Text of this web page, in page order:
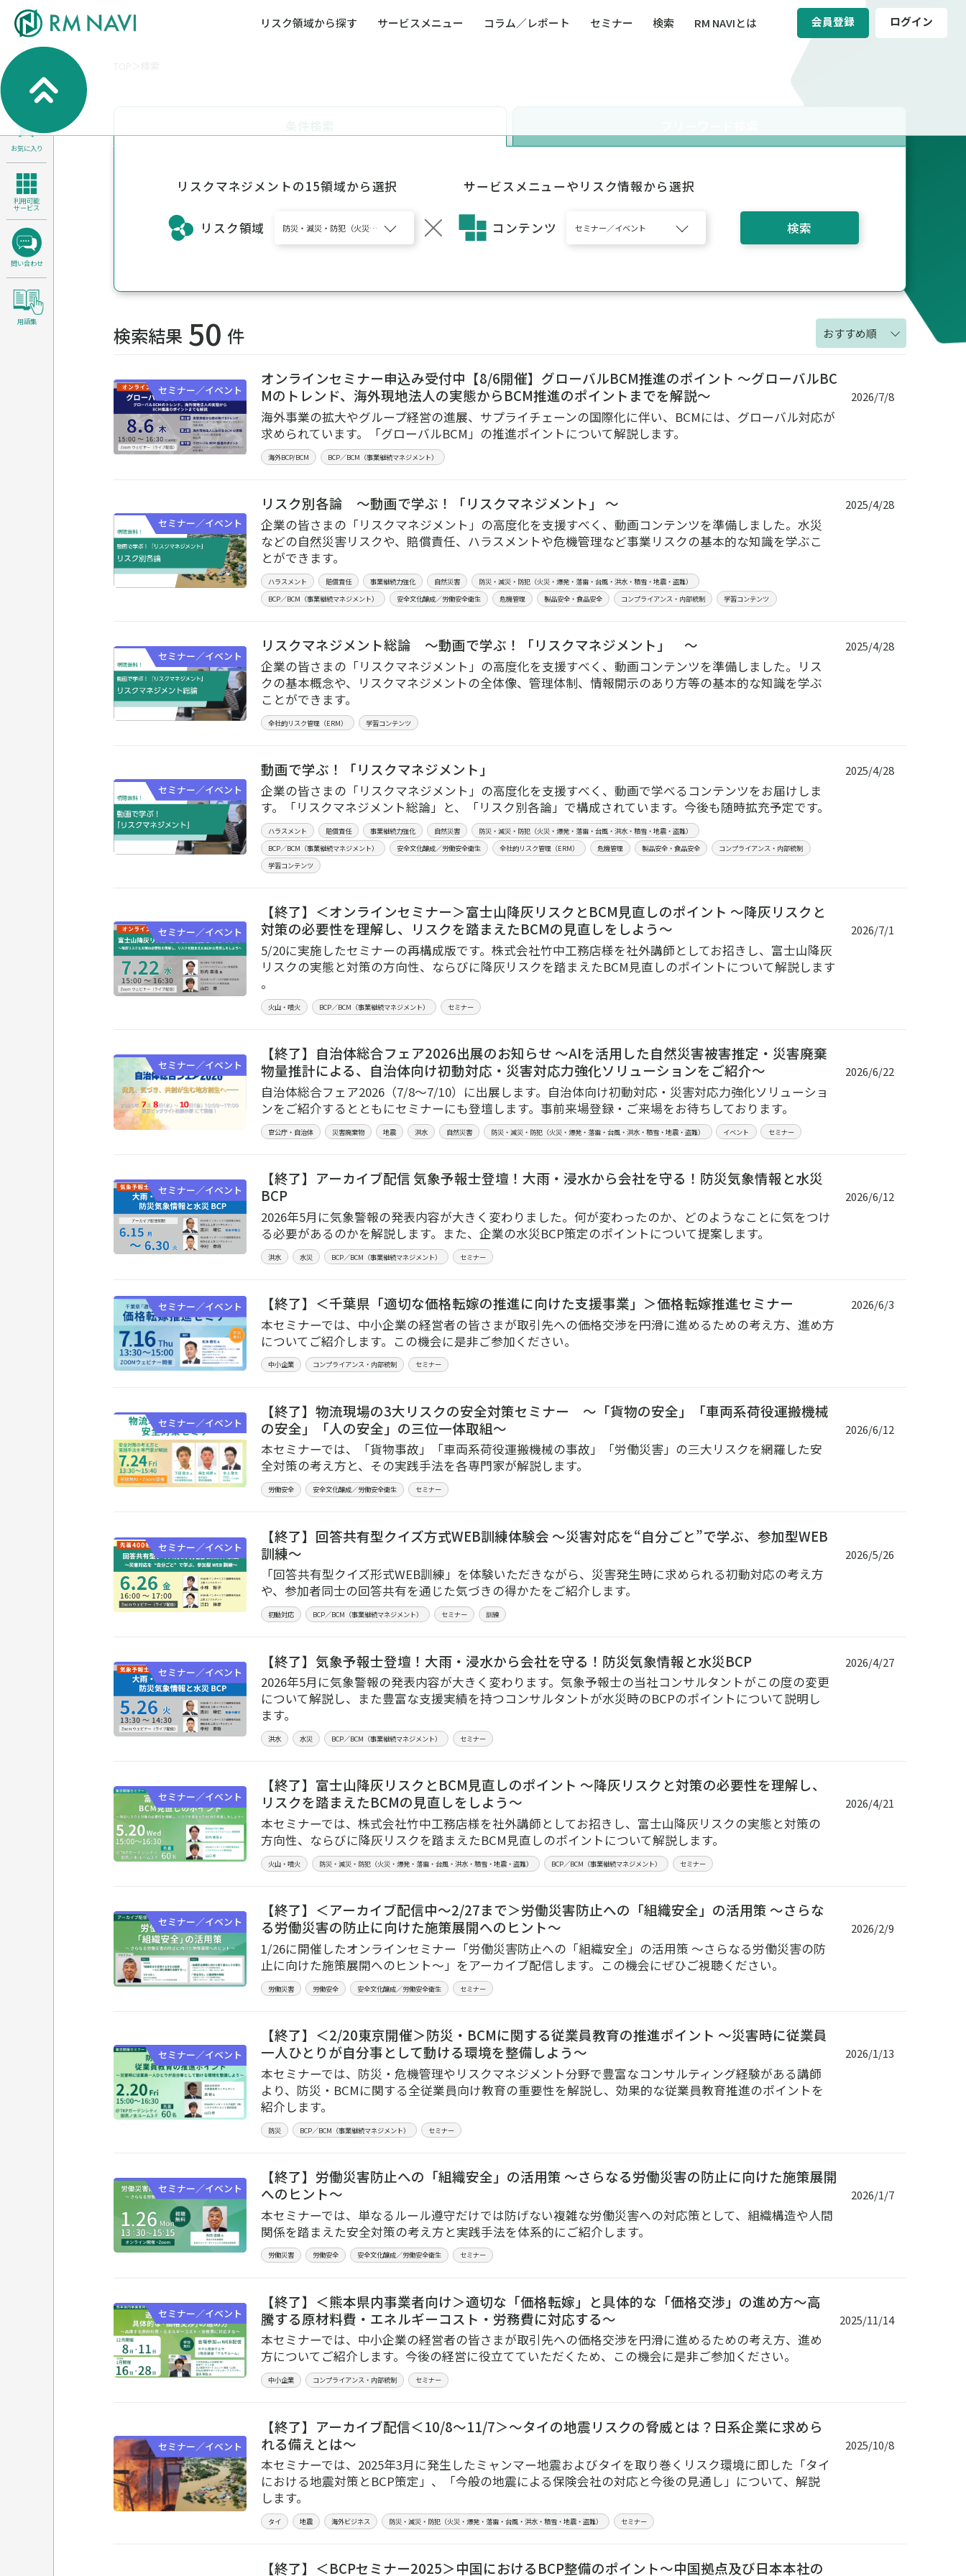
リスク領域から探す サービスメニュー コラム／レポート セミナー 検索 RM NAVIとは 会員登録 ログイン
サイバーリスク／情報セキュリティ
健康経営・人事・組織課題解決支援（含むメンモビリティ（運輸安全・次世代モビリティ）
サステナビリティ経営支援
人権・人的資本課題解決支援
安全文化醸成／労働安全衛生
検索
お気に入り
利用可能
サービス
問い合わせ
用語集
条件検索
リスクマネジメントの15領域から選択
リスク領域 防災・減災・防犯（火災・爆発・落雷・台風・洪水・積雪・地震・盗難）、BCP/BCM（事業継続マネジメント）、安全文化醸成／労働安全衛生、全社的リスク管理（ERM）、危機管理、製品
サービスメニューやリスク情報から選択
コンテンツ セミナー／イベント 検索
検索結果 50 件 おすすめ順
セミナー／イベント
オンラインセミナー申込み受付中【8/6開催】グローバルBCM推進のポイント ～グローバルBC
Mのトレンド、海外現地法人の実態からBCM推進のポイントまでを解説～
海外事業の拡大やグループ経営の進展、サプライチェーンの国際化に伴い、BCMには、グローバル対応が
求められています。「グローバルBCM」の推進ポイントについて解説します。
海外BCP/BCM BCP／BCM（事業継続マネジメント）
2026/7/8
セミナー／イベント
リスク別各論 ～動画で学ぶ！「リスクマネジメント」 ～
企業の皆さまの「リスクマネジメント」の高度化を支援すべく、動画コンテンツを準備しました。水災
などの自然災害リスクや、賠償責任、ハラスメントや危機管理など事業リスクの基本的な知識を学ぶこ
とができます。
ハラスメント 賠償責任 事業継続力強化 自然災害
防災・減災・防犯（火災・爆発・落雷・台風・洪水・積雪・地震・盗難）
BCP／BCM（事業継続マネジメント）
安全文化醸成／労働安全衛生 危機管理 製品安全・食品安全 コンプライアンス・内部統制 学習コンテンツ
2025/4/28
セミナー／イベント
リスクマネジメント総論 ～動画で学ぶ！「リスクマネジメント」 ～
企業の皆さまの「リスクマネジメント」の高度化を支援すべく、動画コンテンツを準備しました。リス
クの基本概念や、リスクマネジメントの全体像、管理体制、情報開示のあり方等の基本的な知識を学ぶ
ことができます。
全社的リスク管理（ERM） 学習コンテンツ
2025/4/28
セミナー／イベント
動画で学ぶ！「リスクマネジメント」
企業の皆さまの「リスクマネジメント」の高度化を支援すべく、動画で学べるコンテンツをお届けしま
す。「リスクマネジメント総論」と、「リスク別各論」で構成されています。今後も随時拡充予定です。
ハラスメント 賠償責任 事業継続力強化 自然災害
防災・減災・防犯（火災・爆発・落雷・台風・洪水・積雪・地震・盗難）
BCP／BCM（事業継続マネジメント）
安全文化醸成／労働安全衛生 全社的リスク管理（ERM） 危機管理 製品安全・食品安全
コンプライアンス・内部統制
学習コンテンツ
2025/4/28
セミナー／イベント
【終了】＜オンラインセミナー＞富士山降灰リスクとBCM見直しのポイント ～降灰リスクと
対策の必要性を理解し、リスクを踏まえたBCMの見直しをしよう～
5/20に実施したセミナーの再構成版です。株式会社竹中工務店様を社外講師としてお招きし、富士山降灰
リスクの実態と対策の方向性、ならびに降灰リスクを踏まえたBCM見直しのポイントについて解説します
。
火山・噴火 BCP／BCM（事業継続マネジメント） セミナー
2026/7/1
セミナー／イベント
【終了】自治体総合フェア2026出展のお知らせ ～AIを活用した自然災害被害推定・災害廃棄
物量推計による、自治体向け初動対応・災害対応力強化ソリューションをご紹介～
自治体総合フェア2026（7/8～7/10）に出展します。自治体向け初動対応・災害対応力強化ソリューショ
ンをご紹介するとともにセミナーにも登壇します。事前来場登録・ご来場をお待ちしております。
官公庁・自治体 災害廃棄物 地震 洪水 自然災害 防災・減災・防犯（火災・爆発・落雷・台風・洪水・積雪・地震・盗難） イベント セミナー
2026/6/22
セミナー／イベント
【終了】アーカイブ配信 気象予報士登壇！大雨・浸水から会社を守る！防災気象情報と水災
BCP
2026年5月に気象警報の発表内容が大きく変わりました。何が変わったのか、どのようなことに気をつけ
る必要があるのかを解説します。また、企業の水災BCP策定のポイントについて提案します。
洪水 水災 BCP／BCM（事業継続マネジメント） セミナー
2026/6/12
セミナー／イベント 【終了】＜千葉県「適切な価格転嫁の推進に向けた支援事業」＞価格転嫁推進セミナー
本セミナーでは、中小企業の経営者の皆さまが取引先への価格交渉を円滑に進めるための考え方、進め方
についてご紹介します。この機会に是非ご参加ください。
中小企業 コンプライアンス・内部統制 セミナー
2026/6/3
セミナー／イベント
【終了】物流現場の3大リスクの安全対策セミナー ～「貨物の安全」「車両系荷役運搬機械
の安全」「人の安全」の三位一体取組～
本セミナーでは、「貨物事故」「車両系荷役運搬機械の事故」「労働災害」の三大リスクを網羅した安
全対策の考え方と、その実践手法を各専門家が解説します。
労働安全 安全文化醸成／労働安全衛生 セミナー
2026/6/12
セミナー／イベント
【終了】回答共有型クイズ方式WEB訓練体験会 ～災害対応を“自分ごと”で学ぶ、参加型WEB
訓練～
「回答共有型クイズ形式WEB訓練」を体験いただきながら、災害発生時に求められる初動対応の考え方
や、参加者同士の回答共有を通じた気づきの得かたをご紹介します。
初動対応 BCP／BCM（事業継続マネジメント） セミナー 訓練
2026/5/26
セミナー／イベント
【終了】気象予報士登壇！大雨・浸水から会社を守る！防災気象情報と水災BCP
2026年5月に気象警報の発表内容が大きく変わります。気象予報士の当社コンサルタントがこの度の変更
について解説し、また豊富な支援実績を持つコンサルタントが水災時のBCPのポイントについて説明し
ます。
洪水 水災 BCP／BCM（事業継続マネジメント） セミナー
2026/4/27
セミナー／イベント
【終了】富士山降灰リスクとBCM見直しのポイント ～降灰リスクと対策の必要性を理解し、
リスクを踏まえたBCMの見直しをしよう～
本セミナーでは、株式会社竹中工務店様を社外講師としてお招きし、富士山降灰リスクの実態と対策の
方向性、ならびに降灰リスクを踏まえたBCM見直しのポイントについて解説します。
火山・噴火 防災・減災・防犯（火災・爆発・落雷・台風・洪水・積雪・地震・盗難） BCP／BCM（事業継続マネジメント） セミナー
2026/4/21
セミナー／イベント
【終了】＜アーカイブ配信中～2/27まで＞労働災害防止への「組織安全」の活用策 ～さらな
る労働災害の防止に向けた施策展開へのヒント～
1/26に開催したオンラインセミナー「労働災害防止への「組織安全」の活用策 ～さらなる労働災害の防
止に向けた施策展開へのヒント～」をアーカイブ配信します。この機会にぜひご視聴ください。
労働災害 労働安全 安全文化醸成／労働安全衛生 セミナー
2026/2/9
セミナー／イベント
【終了】＜2/20東京開催＞防災・BCMに関する従業員教育の推進ポイント ～災害時に従業員
一人ひとりが自分事として動ける環境を整備しよう～
本セミナーでは、防災・危機管理やリスクマネジメント分野で豊富なコンサルティング経験がある講師
より、防災・BCMに関する全従業員向け教育の重要性を解説し、効果的な従業員教育推進のポイントを
紹介します。
防災 BCP／BCM（事業継続マネジメント） セミナー
2026/1/13
セミナー／イベント
【終了】労働災害防止への「組織安全」の活用策 ～さらなる労働災害の防止に向けた施策展開
へのヒント～
本セミナーでは、単なるルール遵守だけでは防げない複雑な労働災害への対応策として、組織構造や人間
関係を踏まえた安全対策の考え方と実践手法を体系的にご紹介します。
労働災害 労働安全 安全文化醸成／労働安全衛生 セミナー
2026/1/7
セミナー／イベント
【終了】＜熊本県内事業者向け＞適切な「価格転嫁」と具体的な「価格交渉」の進め方～高
騰する原材料費・エネルギーコスト・労務費に対応する～
本セミナーでは、中小企業の経営者の皆さまが取引先への価格交渉を円滑に進めるための考え方、進め
方についてご紹介します。今後の経営に役立てていただくため、この機会に是非ご参加ください。
中小企業 コンプライアンス・内部統制 セミナー
2025/11/14
セミナー／イベント
【終了】アーカイブ配信＜10/8～11/7＞～タイの地震リスクの脅威とは？日系企業に求めら
れる備えとは～
本セミナーでは、2025年3月に発生したミャンマー地震およびタイを取り巻くリスク環境に即した「タイ
における地震対策とBCP策定」、「今般の地震による保険会社の対応と今後の見通し」について、解説
します。
タイ 地震 海外ビジネス 防災・減災・防犯（火災・爆発・落雷・台風・洪水・積雪・地震・盗難） セミナー
2025/10/8
【終了】＜BCPセミナー2025＞中国におけるBCP整備のポイント～中国拠点及び日本本社の